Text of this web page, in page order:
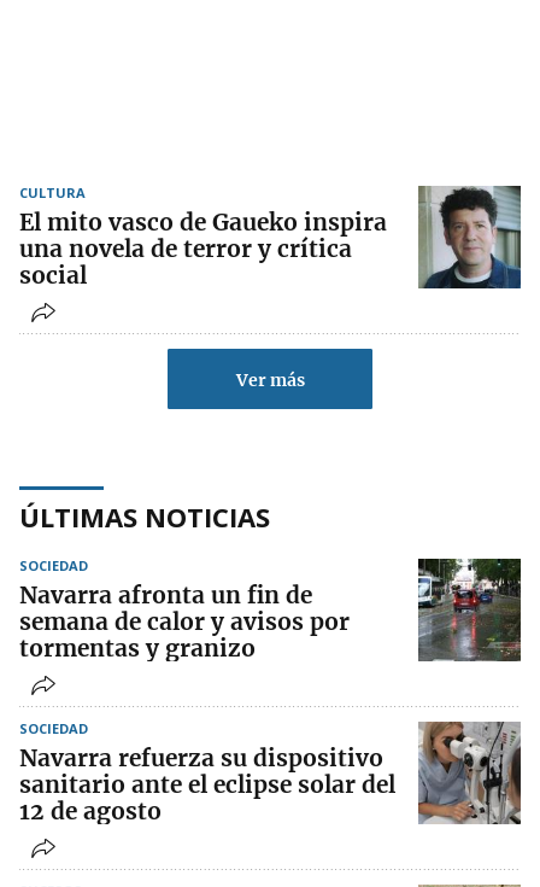
CULTURA
El mito vasco de Gaueko inspira
una novela de terror y crítica
social
Ver más
ÚLTIMAS NOTICIAS
SOCIEDAD
Navarra afronta un fin de
semana de calor y avisos por
tormentas y granizo
SOCIEDAD
Navarra refuerza su dispositivo
sanitario ante el eclipse solar del
12 de agosto